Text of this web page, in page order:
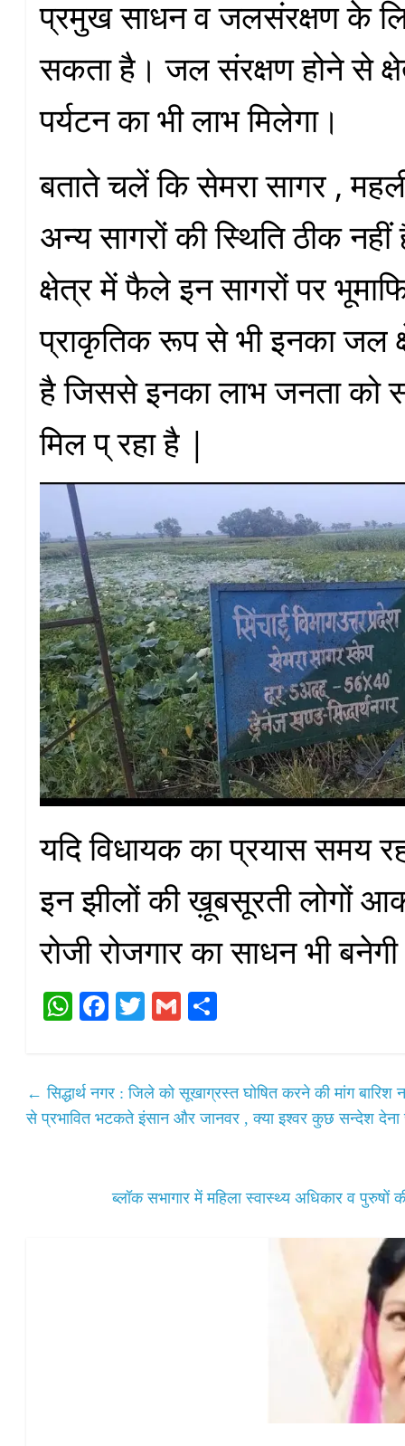
प्रमुख साधन व जलसंरक्षण के
सकता है। जल संरक्षण होने से
पर्यटन का भी लाभ मिलेगा।
बताते चलें कि सेमरा सागर ,
अन्य सागरों की स्थिति ठीक
क्षेत्र में फैले इन सागरों पर
प्राकृतिक रूप से भी इनका जल
है जिससे इनका लाभ जनता को
मिल प् रहा है |
यदि विधायक का प्रयास समय
इन झीलों की ख़ूबसूरती लोगों
रोजी रोजगार का साधन भी
W
A
pp
Fa
ok
T
r
G
← सिद्धार्थ नगर : जिले को सूखाग्रस्त घोषित करने की मांग बारिश
से प्रभावित भटकते इंसान और जानवर , क्या इश्वर कुछ सन्देश देना
ब्लॉक सभागार में महिला स्वास्थ्य अधिकार व पुरुषों